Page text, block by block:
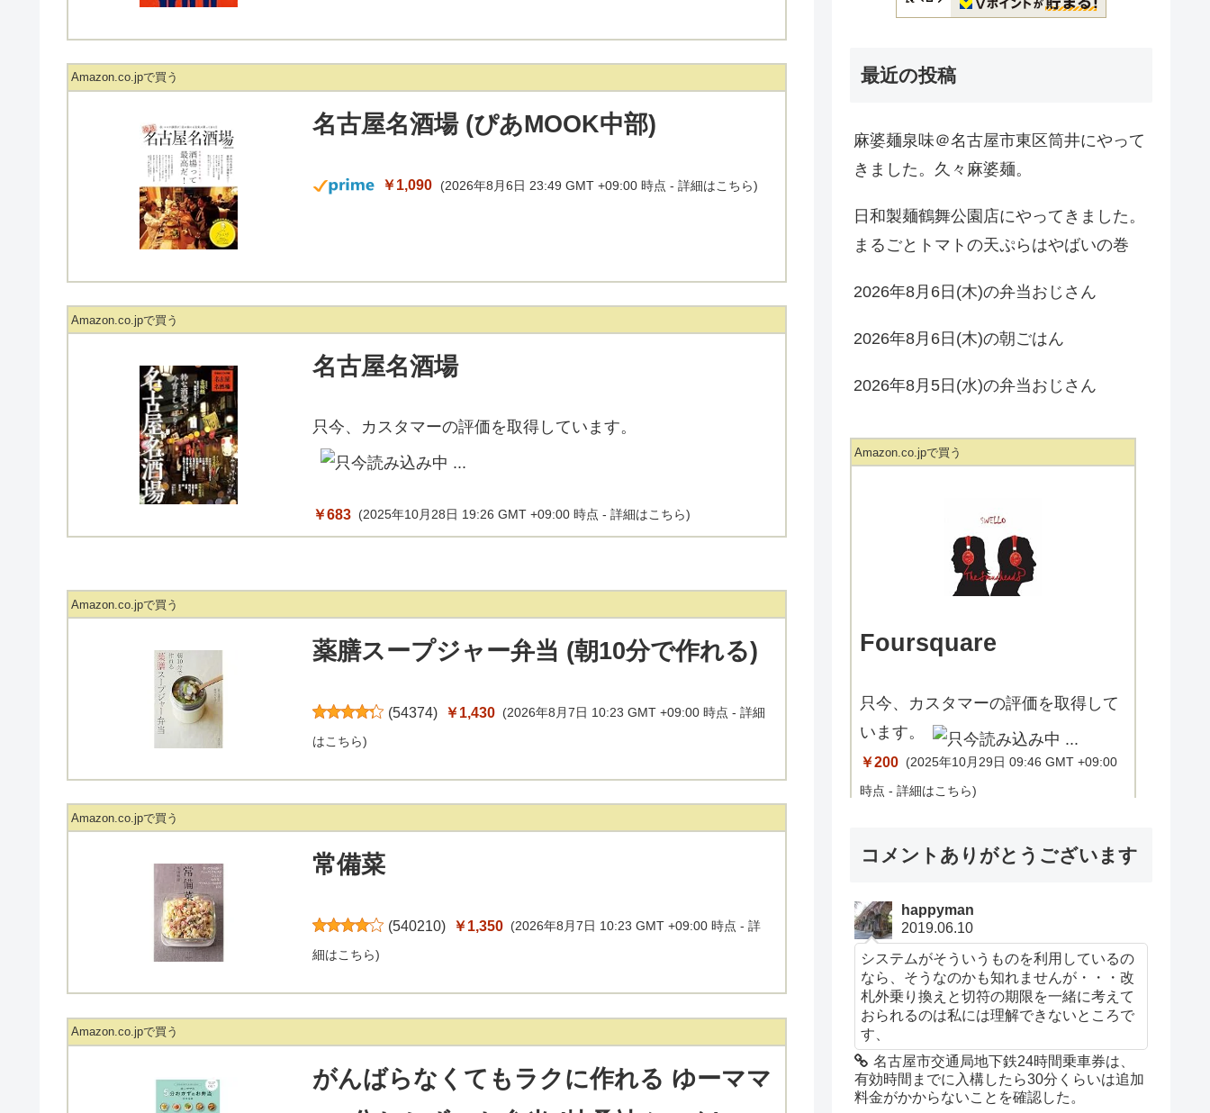
Amazon.co.jpで買う
名古屋名酒場 (ぴあMOOK中部)
￥1,090 (2026年8月6日 23:49 GMT +09:00 時点 - 詳細はこちら)
Amazon.co.jpで買う
名古屋名酒場
只今、カスタマーの評価を取得しています。
￥683 (2025年10月28日 19:26 GMT +09:00 時点 - 詳細はこちら)
Amazon.co.jpで買う
薬膳スープジャー弁当 (朝10分で作れる)
(54374) ￥1,430 (2026年8月7日 10:23 GMT +09:00 時点 -詳細
はこちら)
Amazon.co.jpで買う
常備菜
(540210) ￥1,350 (2026年8月7日 10:23 GMT +09:00 時点 -詳
細はこちら)
Amazon.co.jpで買う
がんばらなくてもラクに作れる ゆーママ
最近の投稿
麻婆麺泉味＠名古屋市東区筒井にやって
きました。久々麻婆麺。
日和製麺鶴舞公園店にやってきました。
まるごとトマトの天ぷらはやばいの巻
2026年8月6日(木)の弁当おじさん
2026年8月6日(木)の朝ごはん
2026年8月5日(水)の弁当おじさん
Amazon.co.jpで買う
Foursquare
只今、カスタマーの評価を取得して
います。
￥200 (2025年10月29日 09:46 GMT +09:00
時点 - 詳細はこちら)
Amazon.co.jpで買う
Foursquare
￥0 Tell Foursquare your favorite
コメントありがとうございます
happyman
2019.06.10
システムがそういうものを利用しているの
なら、そうなのかも知れませんが・・・改
札外乗り換えと切符の期限を一緒に考えて
おられるのは私には理解できないところで
す、
名古屋市交通局地下鉄24時間乗車券は、
有効時間までに入構したら30分くらいは追加
料金がかからないことを確認した。